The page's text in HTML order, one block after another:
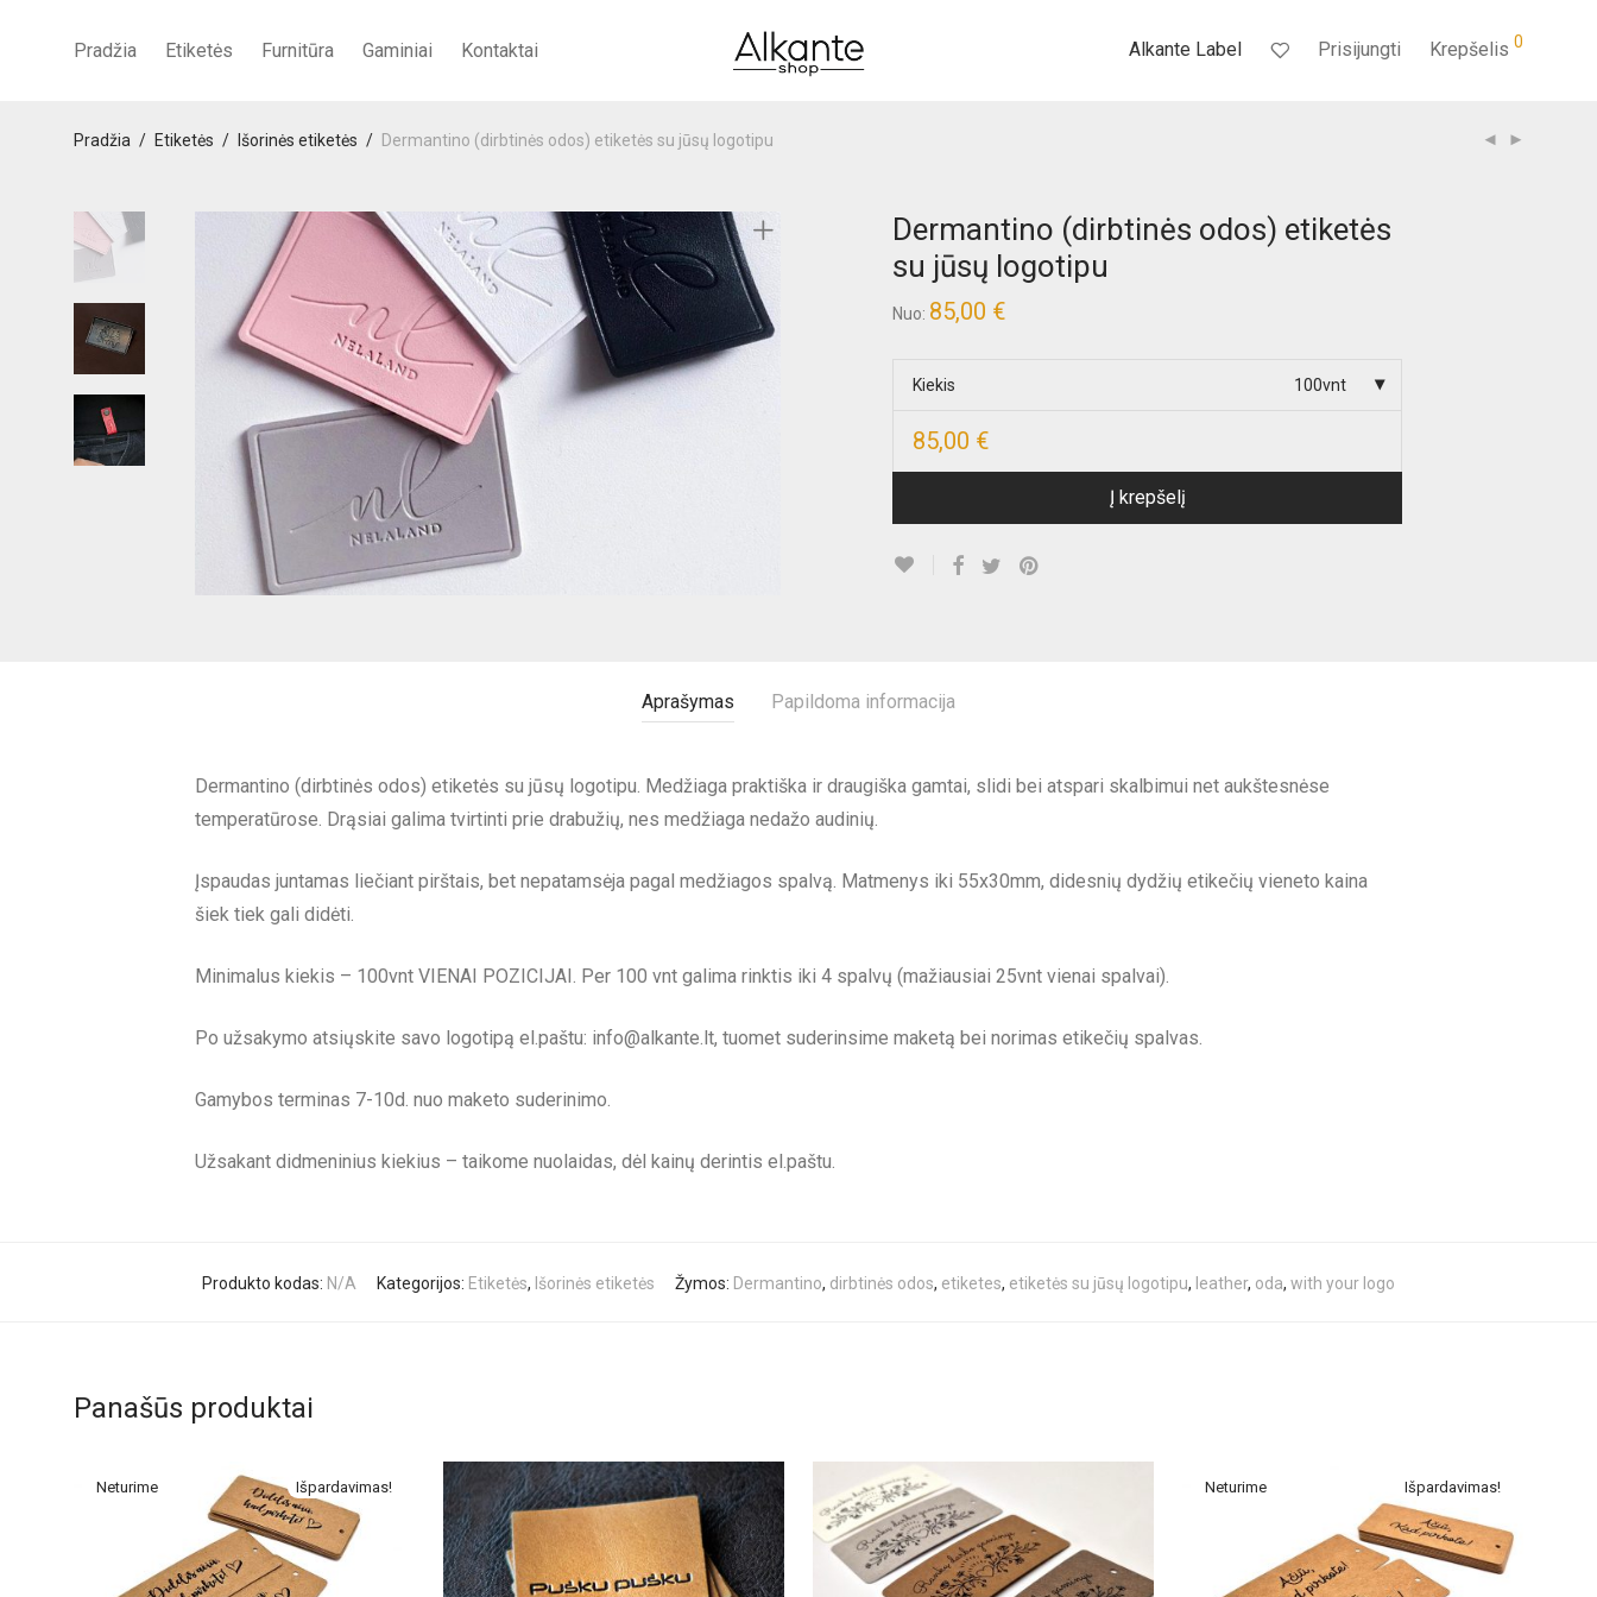
Pradžia Etiketės Furnitūra Gaminiai Kontaktai Alkante Label Prisijungti Krepšelis 0
Pradžia / Etiketės / Išorinės etiketės / Dermantino (dirbtinės odos) etiketės su jūsų logotipu
Dermantino (dirbtinės odos) etiketės
su jūsų logotipu
Nuo: 85,00 €
Kiekis 100vnt
85,00 €
Į krepšelį
Aprašymas Papildoma informacija
Dermantino (dirbtinės odos) etiketės su jūsų logotipu. Medžiaga praktiška ir draugiška gamtai, slidi bei atspari skalbimui net aukštesnėse
temperatūrose. Drąsiai galima tvirtinti prie drabužių, nes medžiaga nedažo audinių.
Įspaudas juntamas liečiant pirštais, bet nepatamsėja pagal medžiagos spalvą. Matmenys iki 55x30mm, didesnių dydžių etikečių vieneto kaina
šiek tiek gali didėti.
Minimalus kiekis – 100vnt VIENAI POZICIJAI. Per 100 vnt galima rinktis iki 4 spalvų (mažiausiai 25vnt vienai spalvai).
Po užsakymo atsiųskite savo logotipą el.paštu: info@alkante.lt, tuomet suderinsime maketą bei norimas etikečių spalvas.
Gamybos terminas 7-10d. nuo maketo suderinimo.
Užsakant didmeninius kiekius – taikome nuolaidas, dėl kainų derintis el.paštu.
Produkto kodas: N/A Kategorijos: Etiketės, Išorinės etiketės Žymos: Dermantino, dirbtinės odos, etiketes, etiketės su jūsų logotipu, leather, oda, with your logo
Panašūs produktai
Išpardavimas! Išpardavimas!